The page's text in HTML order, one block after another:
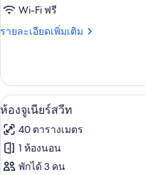
ห้อง
ดี
ซ์
ซิงเกิล
Wi-Fi ฟรี
รายละเอียดเพิ่มเติม
ราย
เกี่ยว
กับ
ห้อง
ลัก
ซ์
ซิงเกิล
เปิด
ภาพถ่าย
ทั้งหมด
ของ
5
ห้องจูเนียร์สวีท
40 ตารางเมตร
1 ห้องนอน
พักได้ 3 คน